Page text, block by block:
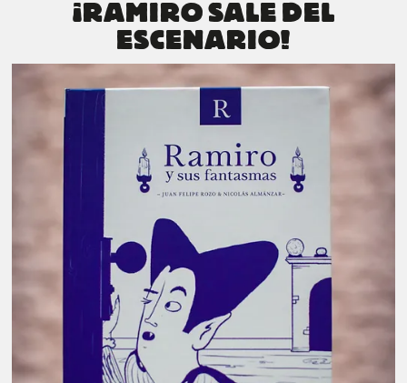
¡RAMIRO SALE DEL
ESCENARIO!